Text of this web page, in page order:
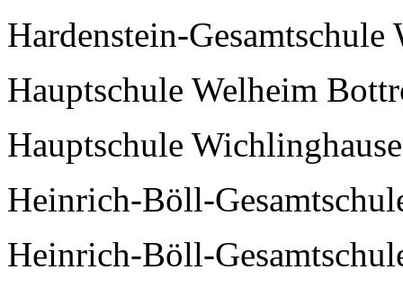
Hardenstein-Gesamtschule
Hauptschule Welheim
Hauptschule
Heinrich-Böll-
Heinrich-Böll-